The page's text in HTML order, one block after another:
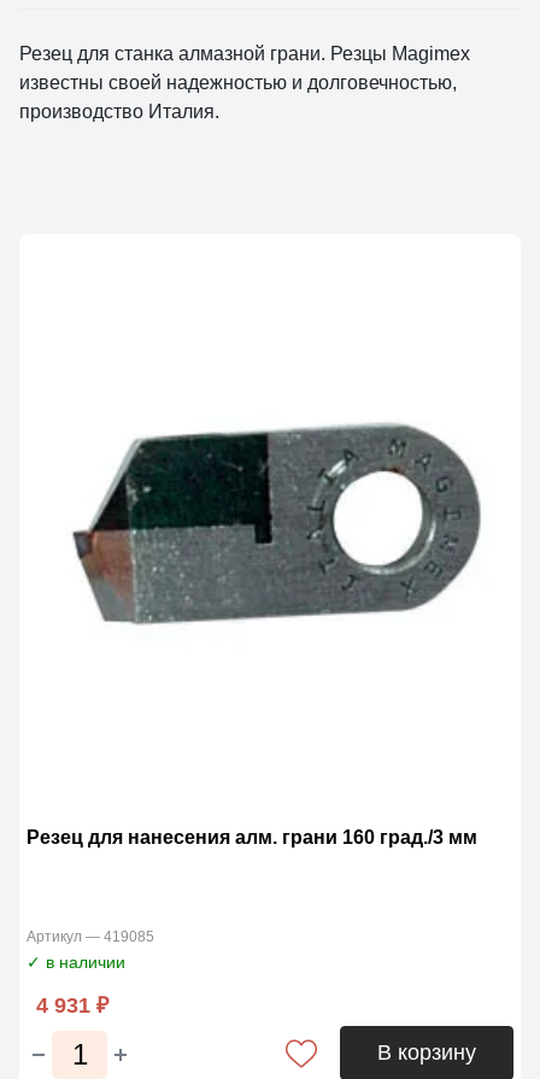
Резец для станка алмазной грани. Резцы Magimex
известны своей надежностью и долговечностью,
производство Италия.
Резец для нанесения алм. грани 160 град./3 мм
Артикул — 419085
✓ в наличии
4 931 ₽
В корзину